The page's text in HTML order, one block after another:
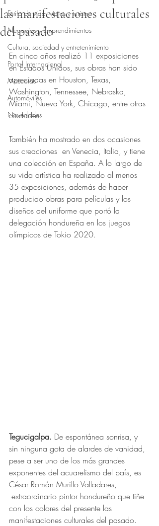
Estilo de vida, viajes y turismo
Negocios y Emprendimientos
Cultura, sociedad y entretenimiento
Portal Internacional
Mascotas
Automóviles
Novedades
las manifestaciones culturales
del pasado
Obtuvo NaN de 5 estrellas.
En cinco años realizó 11 exposiciones
en Estados Unidos, sus obras han sido
apreciadas en Houston, Texas,
Washington, Tennessee, Nebraska,
Miami, Nueva York, Chicago, entre otras
ciudades.
También ha mostrado en dos ocasiones
sus creaciones  en Venecia, Italia, y tiene
una colección en España. A lo largo de
su vida artística ha realizado al menos
35 exposiciones, además de haber
producido obras para películas y los
diseños del uniforme que portó la
delegación hondureña en los juegos
olímpicos de Tokio 2020.
Tegucigalpa. De espontánea sonrisa, y
sin ninguna gota de alardes de vanidad,
pese a ser uno de los más grandes
exponentes del acuarelismo del país, es
César Román Murillo Valladares,
extraordinario pintor hondureño que tiñe
con los colores del presente las
manifestaciones culturales del pasado.